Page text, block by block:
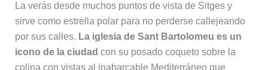
La verás desde muchos puntos de vista de Sitges y
sirve como estrella polar para no perderse callejeando
por sus calles. La iglesia de Sant Bartolomeu es un
icono de la ciudad con su posado coqueto sobre la
colina con vistas al inabarcable Mediterráneo que